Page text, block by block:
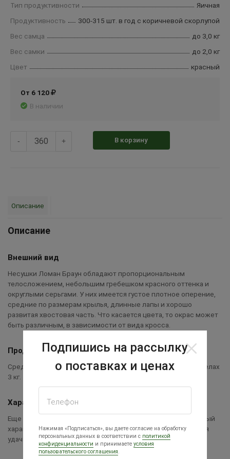
От 6 120
В наличии
Тип продуктивности
Яичная
Продуктивность
300-315 шт. в год с коричневой скорлупой
Вес самца
до 3,0 кг
Вес самки
до 2,0 кг
Цвет
красный
- + В корзину
Описание
Описание
Внешний вид
Несушки Ломан Браун обладают пропорциональным
телосложением, небольшим гребешком красного оттенка и
округлыми серьгами. У них имеется густое плотное оперение,
средние по размерам крылья, длинные лапы и хорошо
развитая хвостовая часть. Что касается цвета, то окрас может
быть различным, в зависимости от вида кросса.
Продуктивность
Средний вес курочек – от 1,7 до 2,2 кг, а у петушков в пределах
3 кг.
Характер птицы
Еще одним достоинством Доминантов считается спокойный
характер. Птиц сложно назвать агрессивными. Это большая
удача для фермеров.
Подпишись на рассылку
о поставках и ценах
Телефон
Нажимая «Подписаться», вы даете согласие на обработку
персональных данных в соответствии с политикой
конфиденциальности и принимаете условия
пользовательского соглашения.